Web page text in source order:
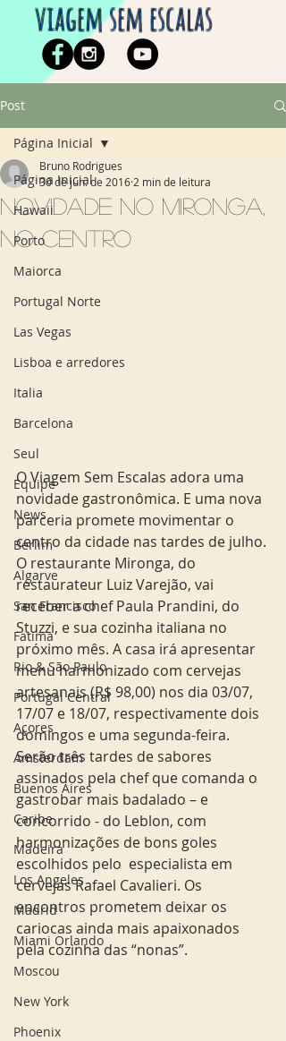
viagem sem escalas
Post
Página Inicial
Hawaii
Porto
Maiorca
Portugal Norte
Las Vegas
Lisboa e arredores
Italia
Barcelona
Seul
Equipe
News
Berlim
Algarve
San Francisco
Fatima
Rio & São Paulo
Portugal Central
Açores
Amsterdam
Buenos Aires
Caribe
Madeira
Los Angeles
Madrid
Miami Orlando
Moscou
New York
Phoenix
Página Inicial
Novidade no Mironga,
no Centro
Bruno Rodrigues
30 de jun. de 2016 2 min de leitura
O Viagem Sem Escalas adora uma
novidade gastronômica. E uma nova
parceria promete movimentar o
centro da cidade nas tardes de julho.
O restaurante Mironga, do
restaurateur Luiz Varejão, vai
receber a chef Paula Prandini, do
Stuzzi, e sua cozinha italiana no
próximo mês. A casa irá apresentar
menu harmonizado com cervejas
artesanais (R$ 98,00) nos dia 03/07,
17/07 e 18/07, respectivamente dois
domingos e uma segunda-feira.
Serão três tardes de sabores
assinados pela chef que comanda o
gastrobar mais badalado – e
concorrido - do Leblon, com
harmonizações de bons goles
escolhidos pelo  especialista em
cervejas Rafael Cavalieri. Os
encontros prometem deixar os
cariocas ainda mais apaixonados
pela cozinha das “nonas”.